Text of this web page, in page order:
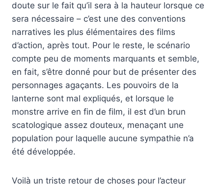
doute sur le fait qu’il sera à la hauteur lorsque ce
sera nécessaire – c’est une des conventions
narratives les plus élémentaires des films
d’action, après tout. Pour le reste, le scénario
compte peu de moments marquants et semble,
en fait, s’être donné pour but de présenter des
personnages agaçants. Les pouvoirs de la
lanterne sont mal expliqués, et lorsque le
monstre arrive en fin de film, il est d’un brun
scatologique assez douteux, menaçant une
population pour laquelle aucune sympathie n’a
été développée.
Voilà un triste retour de choses pour l’acteur